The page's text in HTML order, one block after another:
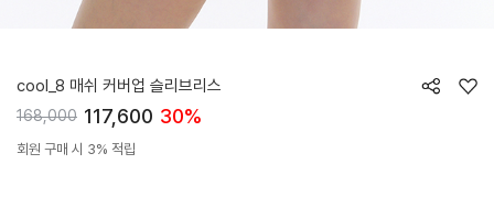
cool_8 매쉬 커버업 슬리브리스
168,000 117,600 30%
회원 구매 시 3% 적립